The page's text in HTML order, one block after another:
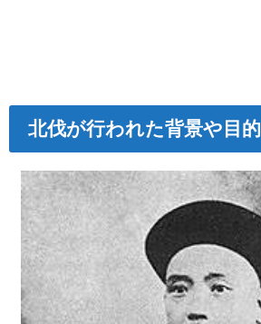
北伐が行われた背景や目的